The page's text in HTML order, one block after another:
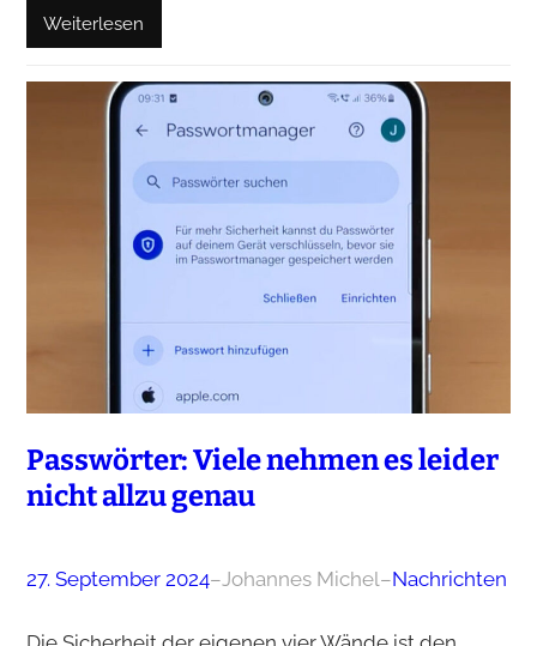
Weiterlesen
Passwörter: Viele nehmen es leider
nicht allzu genau
27. September 2024–Johannes Michel–Nachrichten